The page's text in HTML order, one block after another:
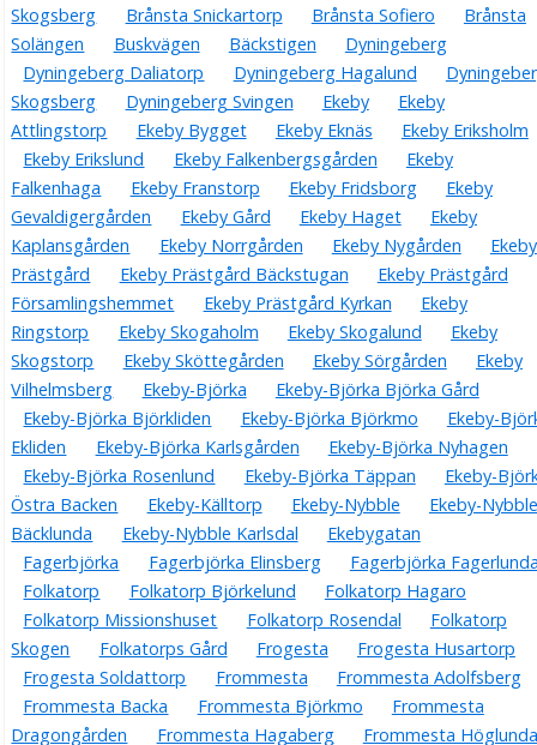
Skogsberg
Brånsta Snickartorp Brånsta Sofiero
Brånsta
Solängen
Buskvägen Bäckstigen
Dyningeberg
Dyningeberg Daliatorp
Dyningeberg Hagalund
Skogsberg
Dyningeberg Svingen Ekeby
Ekeby
Attlingstorp
Ekeby Bygget Ekeby Eknäs
Ekeby Eriksholm
Ekeby Erikslund
Ekeby Falkenbergsgården
Ekeby
Falkenhaga
Ekeby Franstorp Ekeby Fridsborg
Ekeby
Gevaldigergården
Ekeby Gård Ekeby Haget
Ekeby
Kaplansgården
Ekeby Norrgården Ekeby Nygården
Ekeby
Prästgård
Ekeby Prästgård Bäckstugan
Ekeby Prästgård
Församlingshemmet
Ekeby Prästgård Kyrkan
Ekeby
Ringstorp
Ekeby Skogaholm Ekeby Skogalund
Ekeby
Skogstorp
Ekeby Sköttegården Ekeby Sörgården
Ekeby
Vilhelmsberg
Ekeby-Björka
Ekeby-Björka Björka Gård
Ekeby-Björka Björkliden
Ekeby-Björka Björkmo
Ekeby-
Ekliden
Ekeby-Björka Karlsgården
Ekeby-Björka Nyhagen
Ekeby-Björka Rosenlund
Ekeby-Björka Täppan
Ekeby-
Östra Backen
Ekeby-Källtorp Ekeby-Nybble
Ekeby-Nybble
Bäcklunda
Ekeby-Nybble Karlsdal
Ekebygatan
Fagerbjörka
Fagerbjörka Elinsberg
Fagerbjörka
Folkatorp
Folkatorp Björkelund
Folkatorp Hagaro
Folkatorp Missionshuset
Folkatorp Rosendal
Folkatorp
Skogen
Folkatorps Gård Frogesta
Frogesta Husartorp
Frogesta Soldattorp
Frommesta
Frommesta Adolfsberg
Frommesta Backa
Frommesta Björkmo
Frommesta
Dragongården
Frommesta Hagaberg Frommesta Höglunda